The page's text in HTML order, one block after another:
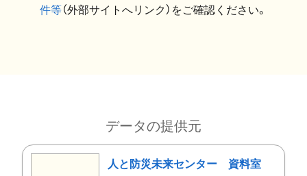
件等（外部サイトへリンク）をご確認ください。
データの提供元
人と防災未来センター 資料室